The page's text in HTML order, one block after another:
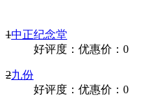
1中正纪念堂
好评度： 优惠价：0
2九份
好评度： 优惠价：0